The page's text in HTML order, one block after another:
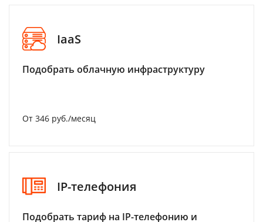
IaaS
Подобрать облачную инфраструктуру
От 346 руб./месяц
IP-телефония
Подобрать тариф на IP-телефонию и